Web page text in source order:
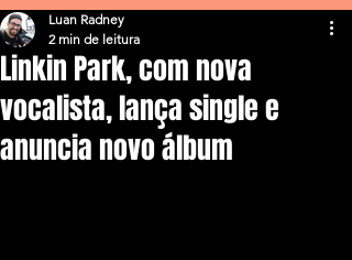
Linkin Park, com nova
vocalista, lança single e
anuncia novo álbum
Luan Radney
2 min de leitura